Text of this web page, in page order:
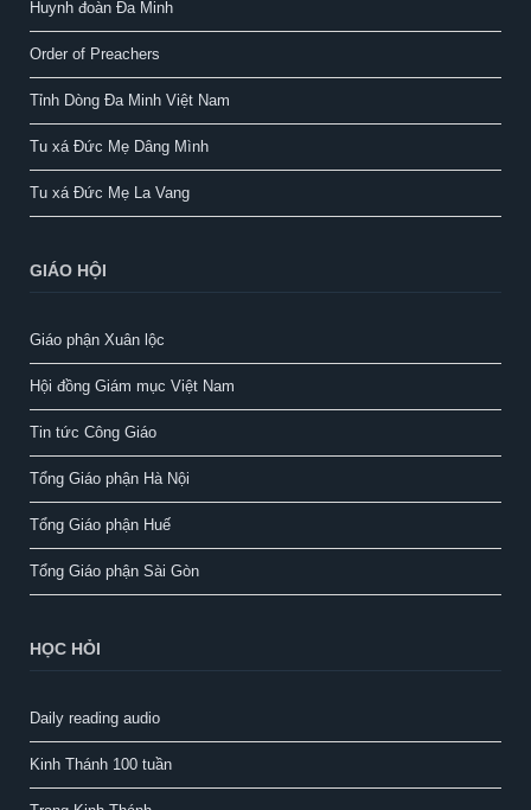
Huynh đoàn Đa Minh
Order of Preachers
Tỉnh Dòng Đa Minh Việt Nam
Tu xá Đức Mẹ Dâng Mình
Tu xá Đức Mẹ La Vang
GIÁO HỘI
Giáo phận Xuân lộc
Hội đồng Giám mục Việt Nam
Tin tức Công Giáo
Tổng Giáo phận Hà Nội
Tổng Giáo phận Huế
Tổng Giáo phận Sài Gòn
HỌC HỎI
Daily reading audio
Kinh Thánh 100 tuần